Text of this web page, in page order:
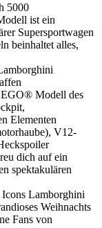
5000
ist ein
Supersportwagen
beinhaltet alles,
Modell des
Elementen
V12-
dich auf ein
spektakulären
Lamborghini
Weihnachts
Fans von